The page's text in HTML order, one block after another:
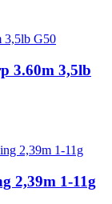
3.60m 3,5lb
2,39m 1-11g